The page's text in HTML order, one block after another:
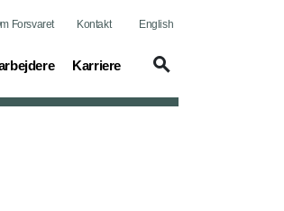
Forsvaret Kontakt English
Karriere
(current)